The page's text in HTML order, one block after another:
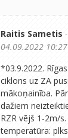
Raitis Sametis
04.09.2022 10:27
*03.9.2022.
ciklons uz ZA
mākoņainība.
dažiem
RZR vējš 1-2m/s.
temperatūra: